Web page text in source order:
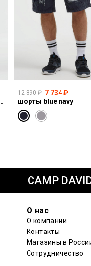
джинсы NI:CO:R611 light vintage print jogg
12 890 ₽ 7 734 ₽
шорты blue navy
CAMP
О нас
О компании
Контакты
Магазины в
Сотрудничество